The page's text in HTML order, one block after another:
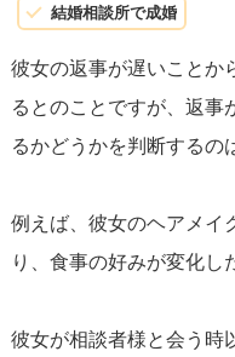
結婚相談所で成婚
彼女の返事が遅いことか
るとのことですが、返事
るかどうかを判断するの
例えば、彼女のヘアメイ
り、食事の好みが変化し
彼女が相談者様と会う時